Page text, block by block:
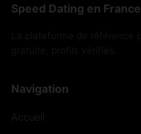
Speed Dating en France
Navigation